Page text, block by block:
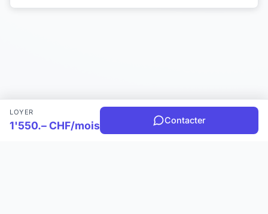
LOYER
1'550.– CHF/mois Contacter